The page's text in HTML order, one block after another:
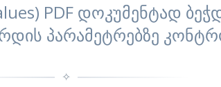
PDF დოკუმენტად
პარამეტრებზე
✧